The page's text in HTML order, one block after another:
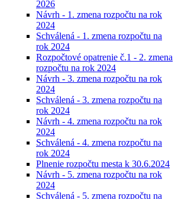
2026
Návrh - 1. zmena rozpočtu na rok
2024
Schválená - 1. zmena rozpočtu na
rok 2024
Rozpočtové opatrenie č.1 - 2. zmena
rozpočtu na rok 2024
Návrh - 3. zmena rozpočtu na rok
2024
Schválená - 3. zmena rozpočtu na
rok 2024
Návrh - 4. zmena rozpočtu na rok
2024
Schválená - 4. zmena rozpočtu na
rok 2024
Plnenie rozpočtu mesta k 30.6.2024
Návrh - 5. zmena rozpočtu na rok
2024
Schválená - 5. zmena rozpočtu na